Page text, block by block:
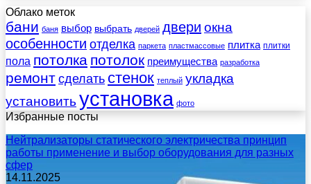
Облако меток
бани баня выбор выбрать дверей двери окна
особенности отделка паркета пластмассовые плитка плитки
пола потолка потолок преимущества разработка
ремонт сделать стенок теплый укладка
установить установка фото
Избранные посты
Нейтрализаторы статического электричества принцип
работы применение и выбор оборудования для разных
сфер
14.11.2025